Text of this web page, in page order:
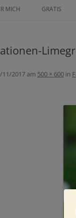
MICH GRATIS
11/2017am 500 × 600 in